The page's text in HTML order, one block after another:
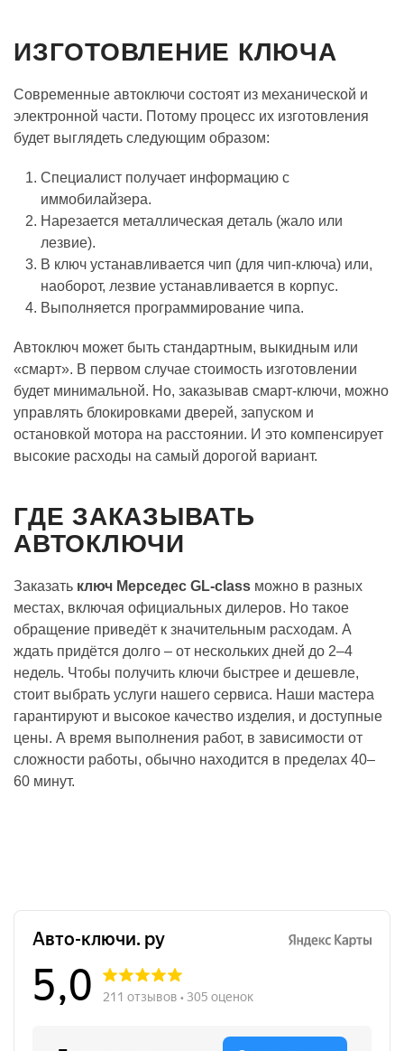
ИЗГОТОВЛЕНИЕ КЛЮЧА
Современные автоключи состоят из механической и
электронной части. Потому процесс их изготовления
будет выглядеть следующим образом:
Специалист получает информацию с
иммобилайзера.
Нарезается металлическая деталь (жало или
лезвие).
В ключ устанавливается чип (для чип-ключа) или,
наоборот, лезвие устанавливается в корпус.
Выполняется программирование чипа.
Автоключ может быть стандартным, выкидным или
«смарт». В первом случае стоимость изготовлении
будет минимальной. Но, заказывав смарт-ключи, можно
управлять блокировками дверей, запуском и
остановкой мотора на расстоянии. И это компенсирует
высокие расходы на самый дорогой вариант.
ГДЕ ЗАКАЗЫВАТЬ
АВТОКЛЮЧИ
Заказать ключ Мерседес GL-class можно в разных
местах, включая официальных дилеров. Но такое
обращение приведёт к значительным расходам. А
ждать придётся долго – от нескольких дней до 2–4
недель. Чтобы получить ключи быстрее и дешевле,
стоит выбрать услуги нашего сервиса. Наши мастера
гарантируют и высокое качество изделия, и доступные
цены. А время выполнения работ, в зависимости от
сложности работы, обычно находится в пределах 40–
60 минут.